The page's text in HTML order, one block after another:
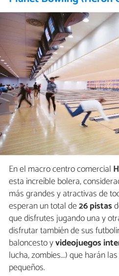
En el macro centro comercial
esta increíble bolera,
más grandes y atractivas de
esperan un total de26 pistas
que disfrutes jugando una y
disfrutar también de sus
baloncesto yvideojuegos
lucha, zombies...) que harán
pequeños.